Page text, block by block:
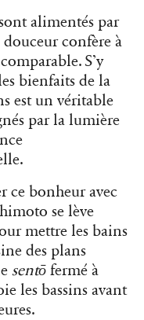
alimentés par
douceur confère à
S’y
bienfaits de la
est un véritable
par la lumière
ce bonheur avec
se lève
mettre les bains
des plans
sentō fermé à
les bassins avant